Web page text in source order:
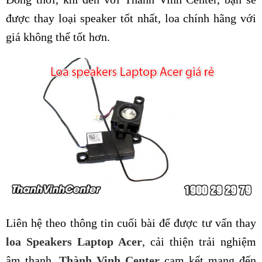
được thay loại speaker tốt nhất, loa chính hãng với
giá không thể tốt hơn.
Liên hệ theo thông tin cuối bài để được tư vấn thay
loa Speakers Laptop Acer, cải thiện trải nghiệm